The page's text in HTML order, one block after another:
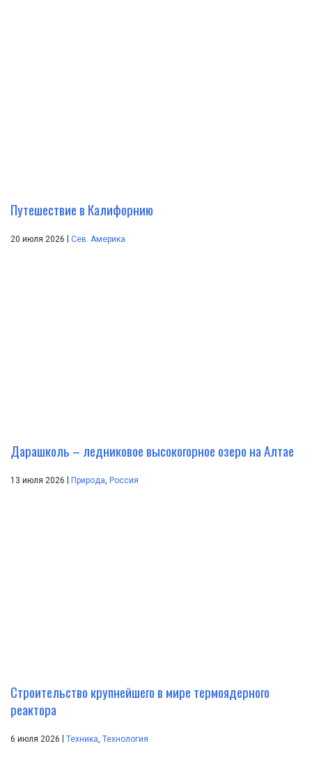
Путешествие в Калифорнию
20 июля 2026 Сев. Америка
Дарашколь – ледниковое высокогорное озеро на Алтае
13 июля 2026 | Природа Россия
Строительство крупнейшего в мире термоядерного
реактора
6 июля 2026 | Техника Технология